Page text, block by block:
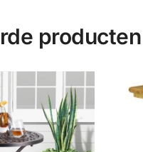
producten